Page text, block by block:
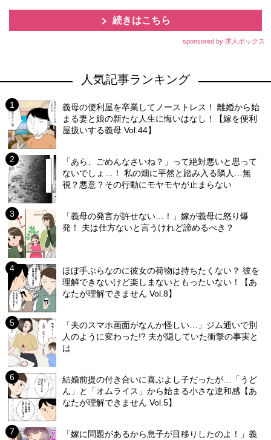
続きはこちら
sponsored by 求人ボックス
人気記事ランキング
義母の便利屋を卒業してノーストレス！ 離婚から始
まる妻と娘の新たな人生に悔いはなし！【嫁を便利
屋扱いする義母 Vol.44】
「あら、ごめんなさいね？」って絶対悪いと思って
ないでしょ…！ 私の畑に平然と踏み入る隣人…無
視？悪意？その行動にモヤモヤが止まらない
「義母の発言が許せない…！」嫁が義母に怒り爆
発！ 夫は仕方ないと言うけれど諦めるべき？
ほぼ手ぶらなのに彼女の荷物は持ちたくない？ 彼を
理解できないけど楽しまないともったいない！【あ
なたが理解できません Vol.8】
「夫のスマホ画面がなんか怪しい…」ジム通いで別
人のように変わった!? 夫が隠していた衝撃の事実と
は
結婚前提の付き合いに喜ぶよし子だったが…「うど
ん」と「オムライス」から始まる小さな違和感【あ
なたが理解できません Vol.5】
「嫁に問題があるから息子が目移りしたのよ！」義